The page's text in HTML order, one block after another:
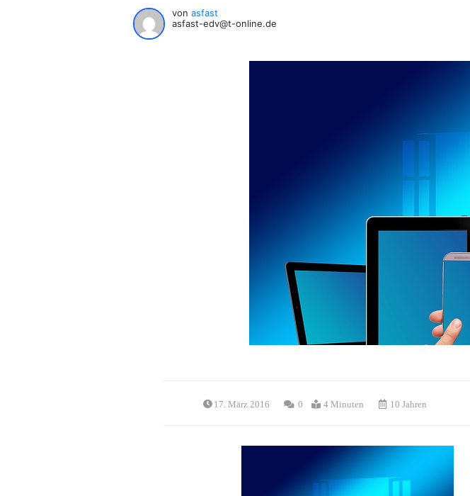
vonasfast
asfast-edv@t-online.de
17. März 2016 0 4 Minuten 10 Jahren